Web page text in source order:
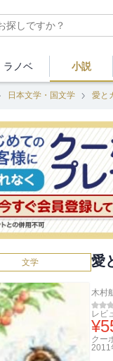
ラノベ 小説
日本文学・国文学 愛と
文学 愛
木村
レビ
¥
クー
2011